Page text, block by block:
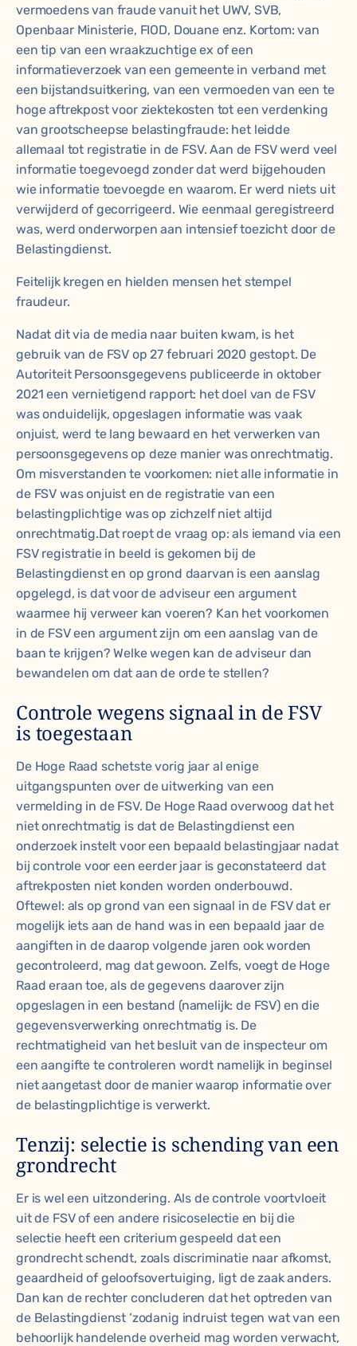
vermoedens van fraude vanuit het UWV, SVB,
Openbaar Ministerie, FIOD, Douane enz. Kortom: van
een tip van een wraakzuchtige ex of een
informatieverzoek van een gemeente in verband met
een bijstandsuitkering, van een vermoeden van een te
hoge aftrekpost voor ziektekosten tot een verdenking
van grootscheepse belastingfraude: het leidde
allemaal tot registratie in de FSV. Aan de FSV werd veel
informatie toegevoegd zonder dat werd bijgehouden
wie informatie toevoegde en waarom. Er werd niets uit
verwijderd of gecorrigeerd. Wie eenmaal geregistreerd
was, werd onderworpen aan intensief toezicht door de
Belastingdienst.
Feitelijk kregen en hielden mensen het stempel
fraudeur.
Nadat dit via de media naar buiten kwam, is het
gebruik van de FSV op 27 februari 2020 gestopt. De
Autoriteit Persoonsgegevens publiceerde in oktober
2021 een vernietigend rapport: het doel van de FSV
was onduidelijk, opgeslagen informatie was vaak
onjuist, werd te lang bewaard en het verwerken van
persoonsgegevens op deze manier was onrechtmatig.
Om misverstanden te voorkomen: niet alle informatie in
de FSV was onjuist en de registratie van een
belastingplichtige was op zichzelf niet altijd
onrechtmatig.Dat roept de vraag op: als iemand via een
FSV registratie in beeld is gekomen bij de
Belastingdienst en op grond daarvan is een aanslag
opgelegd, is dat voor de adviseur een argument
waarmee hij verweer kan voeren? Kan het voorkomen
in de FSV een argument zijn om een aanslag van de
baan te krijgen? Welke wegen kan de adviseur dan
bewandelen om dat aan de orde te stellen?
Controle wegens signaal in de FSV
is toegestaan
De Hoge Raad schetste vorig jaar al enige
uitgangspunten over de uitwerking van een
vermelding in de FSV. De Hoge Raad overwoog dat het
niet onrechtmatig is dat de Belastingdienst een
onderzoek instelt voor een bepaald belastingjaar nadat
bij controle voor een eerder jaar is geconstateerd dat
aftrekposten niet konden worden onderbouwd.
Oftewel: als op grond van een signaal in de FSV dat er
mogelijk iets aan de hand was in een bepaald jaar de
aangiften in de daarop volgende jaren ook worden
gecontroleerd, mag dat gewoon. Zelfs, voegt de Hoge
Raad eraan toe, als de gegevens daarover zijn
opgeslagen in een bestand (namelijk: de FSV) en die
gegevensverwerking onrechtmatig is. De
rechtmatigheid van het besluit van de inspecteur om
een aangifte te controleren wordt namelijk in beginsel
niet aangetast door de manier waarop informatie over
de belastingplichtige is verwerkt.
Tenzij: selectie is schending van een
grondrecht
Er is wel een uitzondering. Als de controle voortvloeit
uit de FSV of een andere risicoselectie en bij die
selectie heeft een criterium gespeeld dat een
grondrecht schendt, zoals discriminatie naar afkomst,
geaardheid of geloofsovertuiging, ligt de zaak anders.
Dan kan de rechter concluderen dat het optreden van
de Belastingdienst ‘zodanig indruist tegen wat van een
behoorlijk handelende overheid mag worden verwacht,